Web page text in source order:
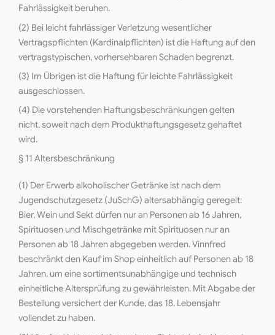
Fahrlässigkeit beruhen.
(2) Bei leicht fahrlässiger Verletzung wesentlicher
Vertragspflichten (Kardinalpflichten) ist die Haftung auf den
vertragstypischen, vorhersehbaren Schaden begrenzt.
(3) Im Übrigen ist die Haftung für leichte Fahrlässigkeit
ausgeschlossen.
(4) Die vorstehenden Haftungsbeschränkungen gelten
nicht, soweit nach dem Produkthaftungsgesetz gehaftet
wird.
§ 11 Altersbeschränkung
(1) Der Erwerb alkoholischer Getränke ist nach dem
Jugendschutzgesetz (JuSchG) altersabhängig geregelt:
Bier, Wein und Sekt dürfen nur an Personen ab 16 Jahren,
Spirituosen und Mischgetränke mit Spirituosen nur an
Personen ab 18 Jahren abgegeben werden. Vinnfred
beschränkt den Kauf im Shop einheitlich auf Personen ab 18
Jahren, um eine sortimentsunabhängige und technisch
einheitliche Altersprüfung zu gewährleisten. Mit Abgabe der
Bestellung versichert der Kunde, das 18. Lebensjahr
vollendet zu haben.